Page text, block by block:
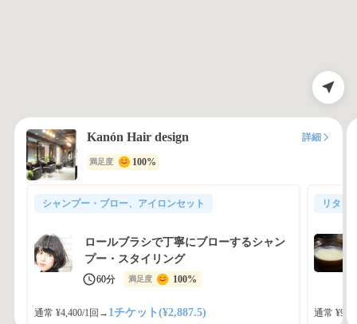
Kanón Hair design 詳細
満足度 100%
シャンプー・ブロー、アイロンセット
ロールブラシで丁寧にブローするシャン
プー・スタイリング
60分 満足度 100%
通常 ¥4,400/1回 → 1チケット(¥2,887.5)
リタッ
通常